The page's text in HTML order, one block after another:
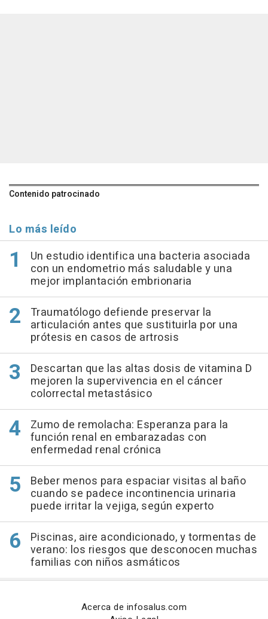
Contenido patrocinado
Lo más leído
Un estudio identifica una bacteria asociada
con un endometrio más saludable y una
mejor implantación embrionaria
Traumatólogo defiende preservar la
articulación antes que sustituirla por una
prótesis en casos de artrosis
Descartan que las altas dosis de vitamina D
mejoren la supervivencia en el cáncer
colorrectal metastásico
Zumo de remolacha: Esperanza para la
función renal en embarazadas con
enfermedad renal crónica
Beber menos para espaciar visitas al baño
cuando se padece incontinencia urinaria
puede irritar la vejiga, según experto
Piscinas, aire acondicionado, y tormentas de
verano: los riesgos que desconocen muchas
familias con niños asmáticos
Acerca de infosalus.com